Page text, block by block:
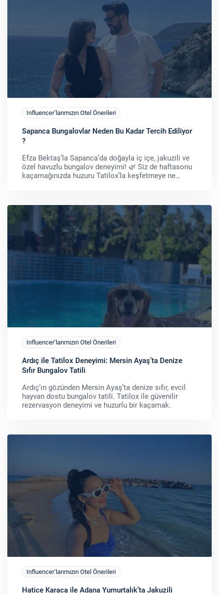
Influencer’larımızın Otel Önerileri
Sapanca Bungalovlar Neden Bu Kadar Tercih Ediliyor
?
Efza Bektaş’la Sapanca’da doğayla iç içe, jakuzili ve
özel havuzlu bungalov deneyimi! 🌿 Siz de haftasonu
kaçamağınızda huzuru Tatilox’la keşfetmeye ne
Influencer’larımızın Otel Önerileri
Ardıç ile Tatilox Deneyimi: Mersin Ayaş’ta Denize
Sıfır Bungalov Tatili
Ardıç’ın gözünden Mersin Ayaş’ta denize sıfır, evcil
hayvan dostu bungalov tatili. Tatilox ile güvenilir
rezervasyon deneyimi ve huzurlu bir kaçamak.
Influencer’larımızın Otel Önerileri
Hatice Karaca ile Adana Yumurtalık’ta Jakuzili